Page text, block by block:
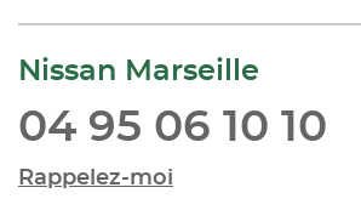
Nissan Marseille
04 95 06 10 10
Rappelez-moi